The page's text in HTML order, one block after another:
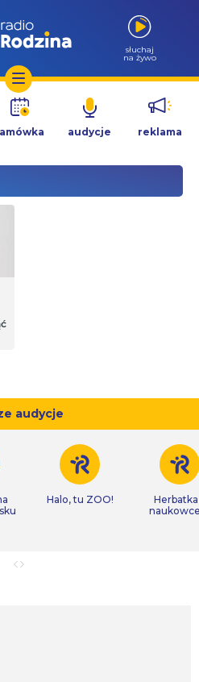
słuchaj
na żywo
audycje reklama
audycje
Halo, tu ZOO!